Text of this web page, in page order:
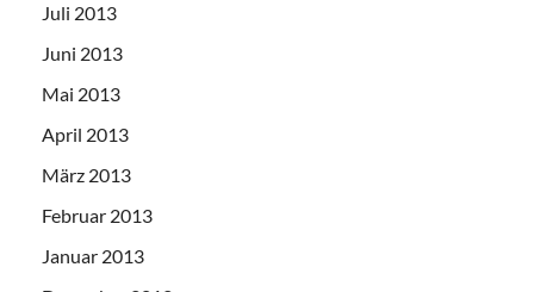
Juli 2013
Juni 2013
Mai 2013
April 2013
März 2013
Februar 2013
Januar 2013